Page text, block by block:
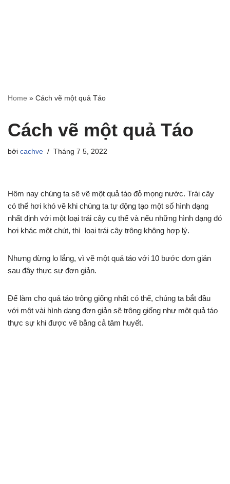
Home » Cách vẽ một quả Táo
Cách vẽ một quả Táo
bởi cachve Tháng 7 5, 2022
Hôm nay chúng ta sẽ vẽ một quả táo đỏ mọng nước. Trái cây
có thể hơi khó vẽ khi chúng ta tự động tạo một số hình dạng
nhất định với một loại trái cây cụ thể và nếu những hình dạng đó
hơi khác một chút, thì loại trái cây trông không hợp lý.
Nhưng đừng lo lắng, vì vẽ một quả táo với 10 bước đơn giản
sau đây thực sự đơn giản.
Để làm cho quả táo trông giống nhất có thể, chúng ta bắt đầu
với một vài hình dạng đơn giản sẽ trông giống như một quả táo
thực sự khi được vẽ bằng cả tâm huyết.